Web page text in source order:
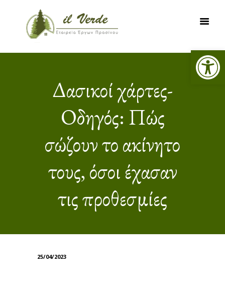
Ανοίξτε τη γραμμή εργαλείων
Δασικοί χάρτες-
Οδηγός: Πώς
σώζουν το ακίνητο
τους, όσοι έχασαν
τις προθεσμίες
ΥΠΗΡΕΣΙΕΣ
ΕΡΓΑ
ΔΑΣΙΚΟΙ ΧΑΡΤΕΣ
ΨΗΦΙΑΚΗ
ΧΑΡΤΟΓΡΑΦΗΣΗ
ΝΕΑ
ΕΠΙΚΟΙΝΩΝΙΑ
25/04/2023